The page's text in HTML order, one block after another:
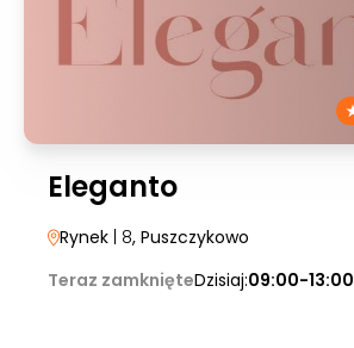
Eleganto
Rynek | 8, Puszczykowo
Teraz zamknięteDzisiaj:09:00-13:00